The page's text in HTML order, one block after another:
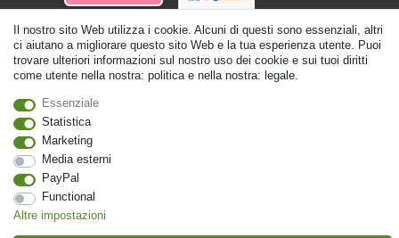
Il nostro sito Web utilizza i cookie. Alcuni di questi sono essenziali, altri
ci aiutano a migliorare questo sito Web e la tua esperienza utente. Puoi
trovare ulteriori informazioni sul nostro uso dei cookie e sui tuoi diritti
come utente nella nostra: politica e nella nostra: legale.
Essenziale
Statistica
Marketing
Media esterni
PayPal
Functional
Altre impostazioni
© Copyright 2026 | Tutti i diritti riservati. - Tutti i diritti riservati. Prezzi incl.
19% di imposta sul valore aggiunto | prezzi base vedi dettaglio articolo | *Si
applica alle consegne in Italia!
Withdraw from contract here